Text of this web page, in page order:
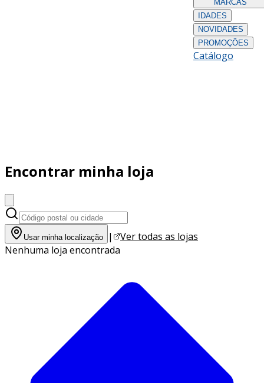
MARCAS
IDADES
NOVIDADES
PROMOÇÕES
Catálogo
Encontrar minha loja
Usar minha localização |
Ver todas as lojas
Nenhuma loja encontrada